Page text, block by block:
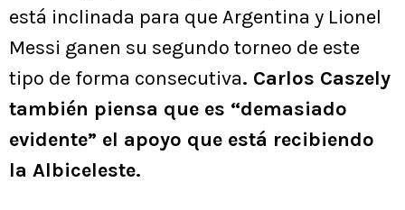
está inclinada para que Argentina y Lionel
Messi ganen su segundo torneo de este
tipo de forma consecutiva. Carlos Caszely
también piensa que es “demasiado
evidente” el apoyo que está recibiendo
la Albiceleste.